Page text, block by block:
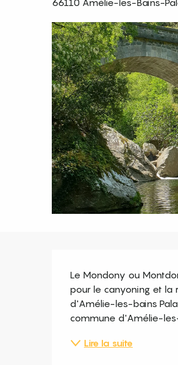
66110 Amélie-les-Bains-
Description
Le Mondony ou
pour le canyoning et la
d'Amélie-les-bains
commune d'Amélie-
Lire la suite